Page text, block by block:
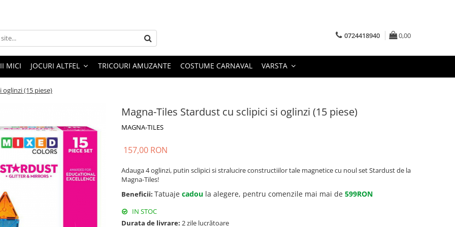
0724418940 0,00
MICI JOCURI ALTFEL TRICOURI AMUZANTE COSTUME CARNAVAL VARSTA
oglinzi (15 piese)
Magna-Tiles Stardust cu sclipici si oglinzi (15 piese)
MAGNA-TILES
157,00 RON
Adauga 4 oglinzi, putin sclipici si stralucire constructiilor tale magnetice cu noul set Stardust de la
Magna-Tiles!
Beneficii: Tatuaje cadou la alegere, pentru comenzile mai mai de 599RON
IN STOC
Durata de livrare: 2 zile lucrătoare